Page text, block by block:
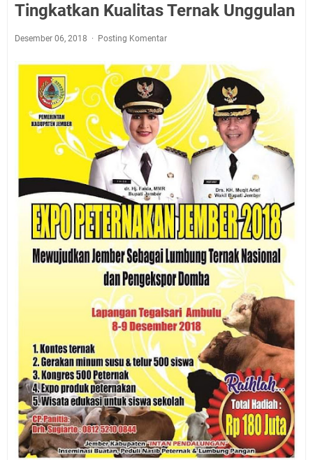
Tingkatkan Kualitas Ternak Unggulan
Desember 06, 2018 Posting Komentar